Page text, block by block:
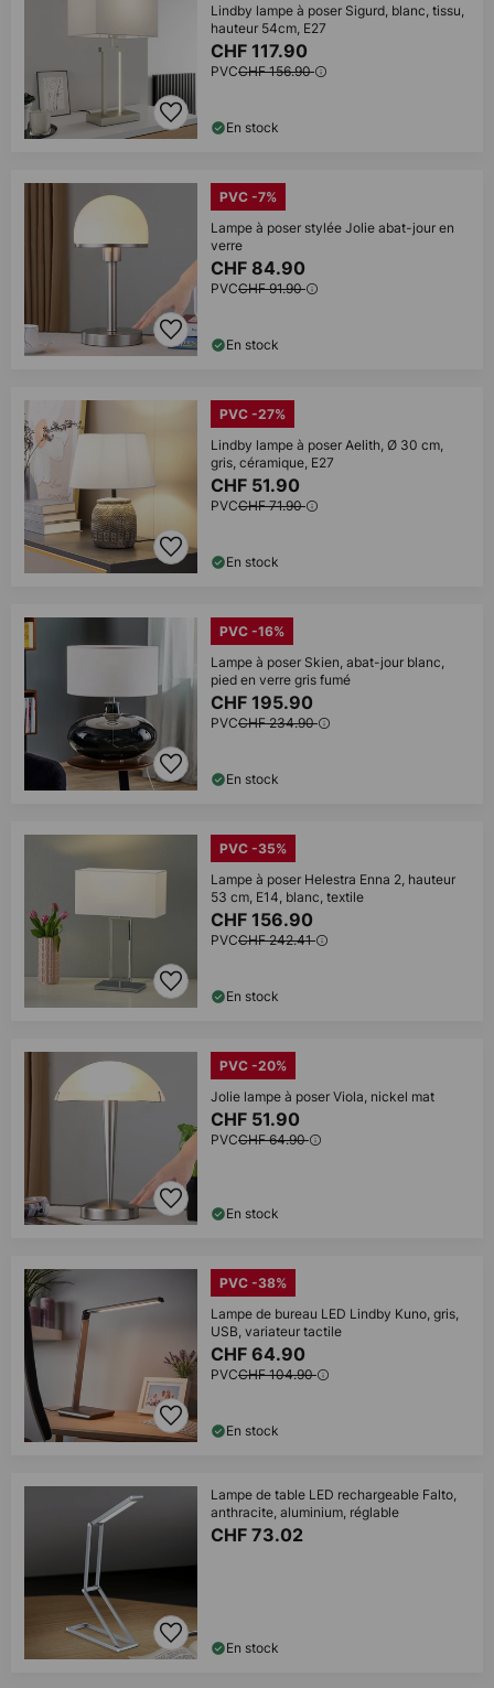
Lindby lampe à poser Sigurd, blanc, tissu,
hauteur 54cm, E27
CHF 117.90
PVCCHF 156.90
En stock
PVC -7%
Lampe à poser stylée Jolie abat-jour en
verre
CHF 84.90
PVCCHF 91.90
En stock
PVC -27%
Lindby lampe à poser Aelith, Ø 30 cm,
gris, céramique, E27
CHF 51.90
PVCCHF 71.90
En stock
PVC -16%
Lampe à poser Skien, abat-jour blanc,
pied en verre gris fumé
CHF 195.90
PVCCHF 234.90
En stock
PVC -35%
Lampe à poser Helestra Enna 2, hauteur
53 cm, E14, blanc, textile
CHF 156.90
PVCCHF 242.41
En stock
PVC -20%
Jolie lampe à poser Viola, nickel mat
CHF 51.90
PVCCHF 64.90
En stock
PVC -38%
Lampe de bureau LED Lindby Kuno, gris,
USB, variateur tactile
CHF 64.90
PVCCHF 104.90
En stock
Lampe de table LED rechargeable Falto,
anthracite, aluminium, réglable
CHF 73.02
En stock